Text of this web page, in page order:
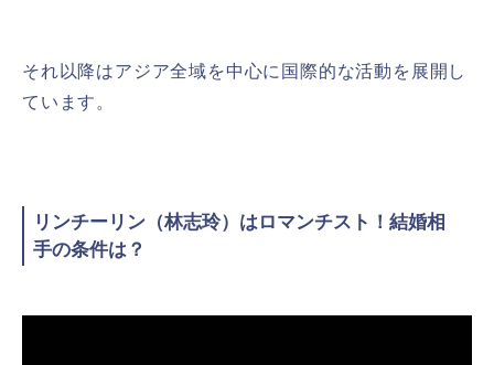
それ以降はアジア全域を中心に国際的な活動を展開し
ています。
リンチーリン（林志玲）はロマンチスト！結婚相
手の条件は？